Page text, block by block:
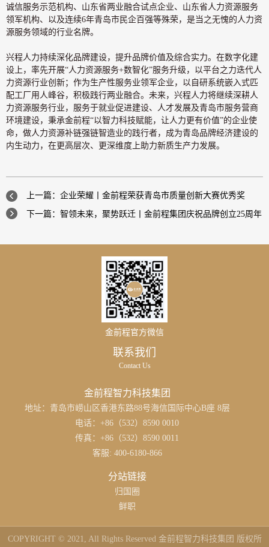
诚信服务示范机构、山东省两业融合试点企业、山东省人力资源服务
领军机构、以及连续6年青岛市民企百强等殊荣，是当之无愧的人力资
源服务领域的行业名牌。
兴程人力持续深化品牌建设，提升品牌价值及综合实力。在数字化建
设上，率先开展“人力资源服务+数智化”服务升级，以平台之力迭代人
力资源行业创新；作为生产性服务业领军企业，以自研系统嵌入式匹
配工厂用人峰谷，积极践行两业融合。未来，兴程人力将继续深耕人
力资源服务行业，服务于就业促进建设、人才发展及青岛市服务营商
环境建设，秉承金前程“以智力科技赋能，让人力更有价值”的企业使
命，做人力资源补链强链智造业的践行者，成为青岛品牌经济建设的
内生动力，在更高层次、更深维度上助力新质生产力发展。
上一篇：企业荣耀丨金前程荣获青岛市质量创新大赛优秀奖
下一篇：智领未来，聚势跃迁丨金前程集团庆祝品牌创立25周年
金前程官方微信
联系我们
Contact Us
金前程智力科技集团
地址：青岛市崂山区香港东路88号海信国际中心B座 8层
电话：+86（532）8590 0010
传真：+86（532）8590 0011
客服: 400-6180-866
分站链接
归国圈
鲜职
COPYRIGHT © 2021, All Rights Reserved 金前程智力科技集团 版权所